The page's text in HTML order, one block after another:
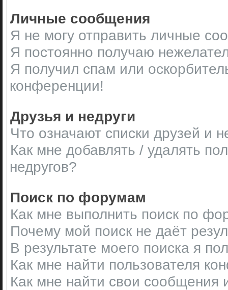
Личные сообщения
Я не могу отправить личные
Я постоянно получаю
Я получил спам или
конференции!
Друзья и недруги
Что означают списки друзей и
Как мне добавлять / удалять
недругов?
Поиск по форумам
Как мне выполнить поиск по
Почему мой поиск не даёт
В результате моего поиска я
Как мне найти пользователя
Как мне найти свои